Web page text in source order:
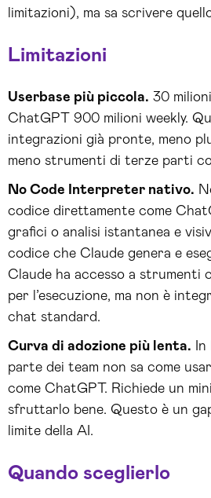
limitazioni), ma sa scrivere
Limitazioni
Userbase più piccola. 30
ChatGPT 900 milioni weekly.
integrazioni già pronte, meno
meno strumenti di terze parti
No Code Interpreter nativo.
codice direttamente come
grafici o analisi istantanea e
codice che Claude genera e
Claude ha accesso a strumenti
per l’esecuzione, ma non è
chat standard.
Curva di adozione più lenta.
parte dei team non sa come
come ChatGPT. Richiede un
sfruttarlo bene. Questo è un
limite della AI.
Quando sceglierlo